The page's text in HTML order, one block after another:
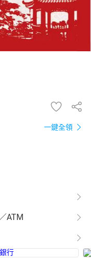
一鍵全領
ATM